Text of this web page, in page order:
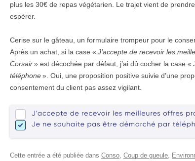
plus les 30€ de repas végétarien. Le trajet vient de
espérer.
Cerise sur le gâteau, un formulaire trompeur pour le
Après un achat, si la case « J’accepte de recevoir les
Corsair» est décochée par défaut, j’ai dû cocher la case «
téléphone». Oui, une proposition positive suivie d’une
consentement du client pas assez vigilant.
Cette entrée a été publiée dans Conso, Coup de gueule,